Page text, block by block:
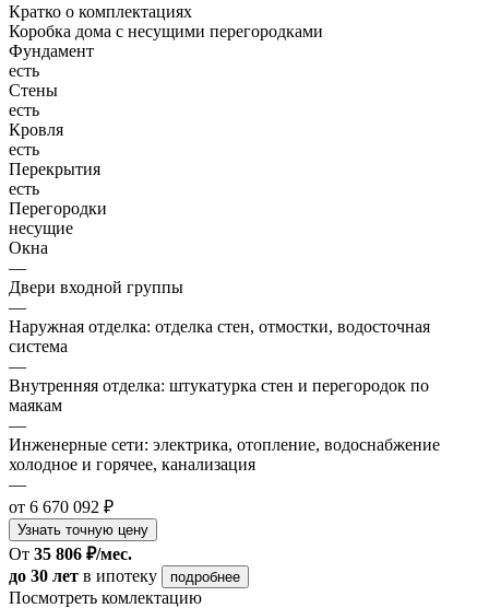
Кратко о комплектациях
Коробка дома с несущими перегородками
Фундамент
есть
Стены
есть
Кровля
есть
Перекрытия
есть
Перегородки
несущие
Окна
—
Двери входной группы
—
Наружная отделка: отделка стен, отмостки, водосточная
система
—
Внутренняя отделка: штукатурка стен и перегородок по
маякам
—
Инженерные сети: электрика, отопление, водоснабжение
холодное и горячее, канализация
—
от 6 670 092 ₽
Узнать точную цену
От 35 806 ₽/мес.
до 30 лет в ипотеку подробнее
Посмотреть комлектацию